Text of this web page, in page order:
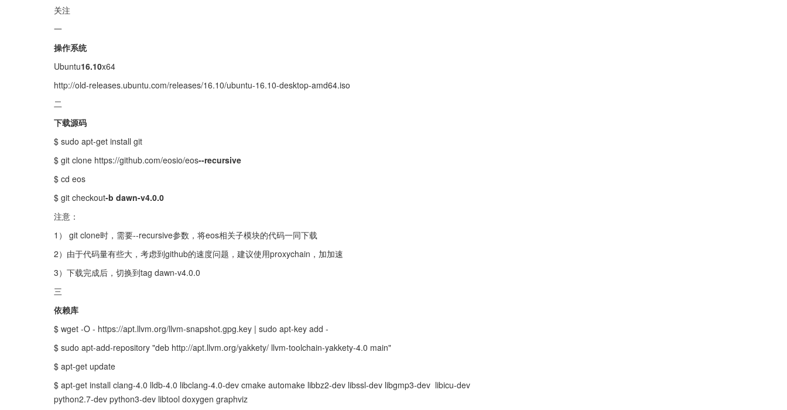
关注
一
操作系统
Ubuntu16.10x64
http://old-releases.ubuntu.com/releases/16.10/ubuntu-16.10-desktop-amd64.iso
二
下载源码
$ sudo apt-get install git
$ git clone https://github.com/eosio/eos--recursive
$ cd eos
$ git checkout-b dawn-v4.0.0
注意：
1） git clone时，需要--recursive参数，将eos相关子模块的代码一同下载
2）由于代码量有些大，考虑到github的速度问题，建议使用proxychain，加加速
3）下载完成后，切换到tag dawn-v4.0.0
三
依赖库
$ wget -O - https://apt.llvm.org/llvm-snapshot.gpg.key | sudo apt-key add -
$ sudo apt-add-repository "deb http://apt.llvm.org/yakkety/ llvm-toolchain-yakkety-4.0 main"
$ apt-get update
$ apt-get install clang-4.0 lldb-4.0 libclang-4.0-dev cmake automake libbz2-dev libssl-dev libgmp3-dev  libicu-dev
python2.7-dev python3-dev libtool doxygen graphviz